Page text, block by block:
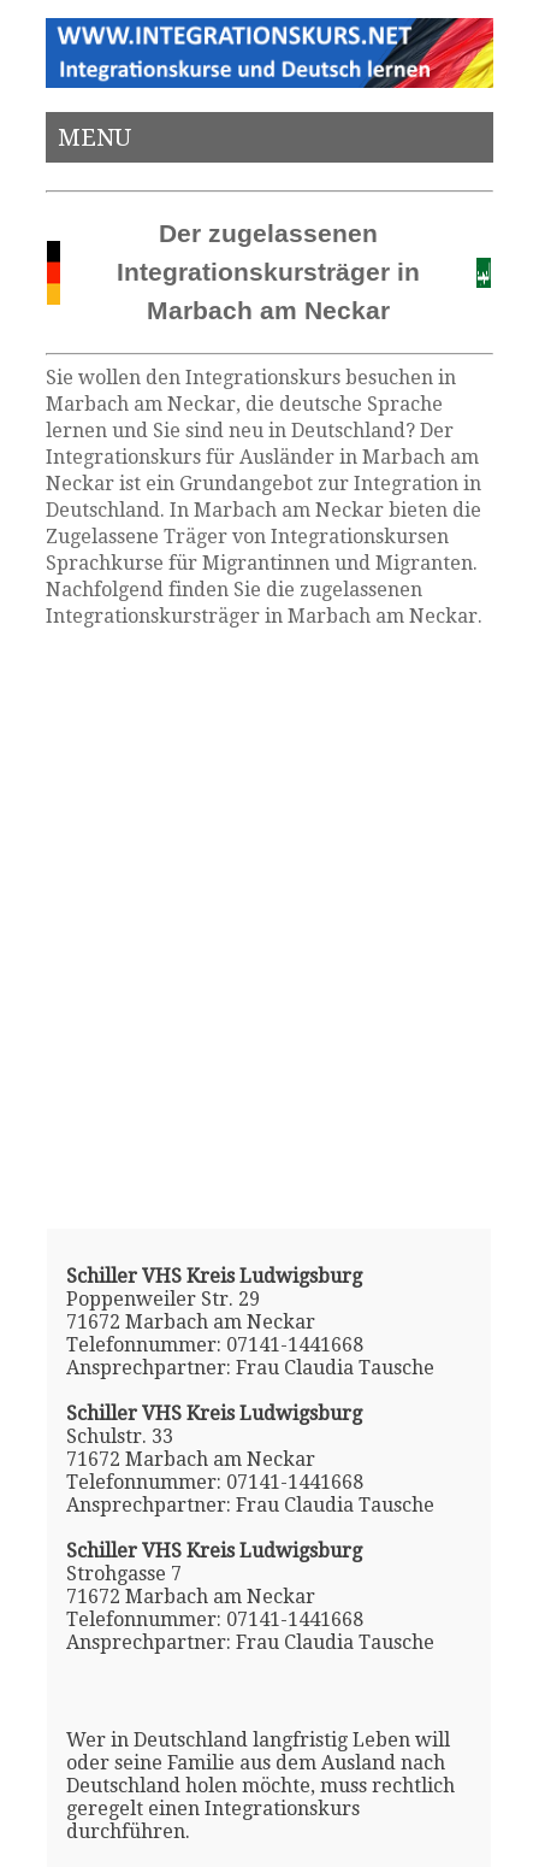
MENU
Der zugelassenen
Integrationskursträger in
Marbach am Neckar
Sie wollen den Integrationskurs besuchen in
Marbach am Neckar, die deutsche Sprache
lernen und Sie sind neu in Deutschland? Der
Integrationskurs für Ausländer in Marbach am
Neckar ist ein Grundangebot zur Integration in
Deutschland. In Marbach am Neckar bieten die
Zugelassene Träger von Integrationskursen
Sprachkurse für Migrantinnen und Migranten.
Nachfolgend finden Sie die zugelassenen
Integrationskursträger in Marbach am Neckar.
Schiller VHS Kreis Ludwigsburg
Poppenweiler Str. 29
71672 Marbach am Neckar
Telefonnummer: 07141-1441668
Ansprechpartner: Frau Claudia Tausche
Schiller VHS Kreis Ludwigsburg
Schulstr. 33
71672 Marbach am Neckar
Telefonnummer: 07141-1441668
Ansprechpartner: Frau Claudia Tausche
Schiller VHS Kreis Ludwigsburg
Strohgasse 7
71672 Marbach am Neckar
Telefonnummer: 07141-1441668
Ansprechpartner: Frau Claudia Tausche
Wer in Deutschland langfristig Leben will
oder seine Familie aus dem Ausland nach
Deutschland holen möchte, muss rechtlich
geregelt einen Integrationskurs
durchführen.